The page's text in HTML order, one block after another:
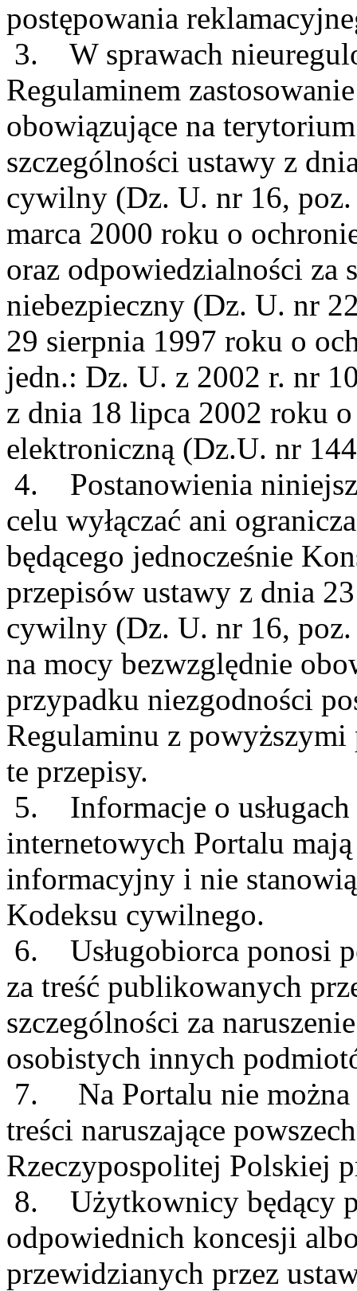
postępowania
3. W sprawach
Regulaminem
obowiązujące na
szczególności ustawy z
cywilny (Dz. U. nr 16,
marca 2000 roku o
oraz odpowiedzialności za
niebezpieczny (Dz. U. nr
29 sierpnia 1997 roku o
jedn.: Dz. U. z 2002 r. nr
z dnia 18 lipca 2002 roku
elektroniczną (Dz.U. nr
4. Postanowienia
celu wyłączać ani
będącego jednocześnie
przepisów ustawy z dnia
cywilny (Dz. U. nr 16, poz.
na mocy bezwzględnie
przypadku niezgodności
Regulaminu z powyższymi
te przepisy.
5. Informacje o usługach
internetowych Portalu
informacyjny i nie
Kodeksu cywilnego.
6. Usługobiorca ponosi
za treść publikowanych
szczególności za
osobistych innych
7. Na Portalu nie można
treści naruszające
Rzeczypospolitej Polskiej
8. Użytkownicy będący
odpowiednich koncesji
przewidzianych przez